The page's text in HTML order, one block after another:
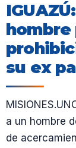
hombre
su ex
a un hombre
de